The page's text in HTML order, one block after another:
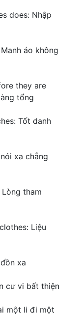
does: Nhập
áo không
they are
tổng
Tốt danh
xa chẳng
Lòng tham
Liệu
xa
cư vi bất thiện
một li đi một